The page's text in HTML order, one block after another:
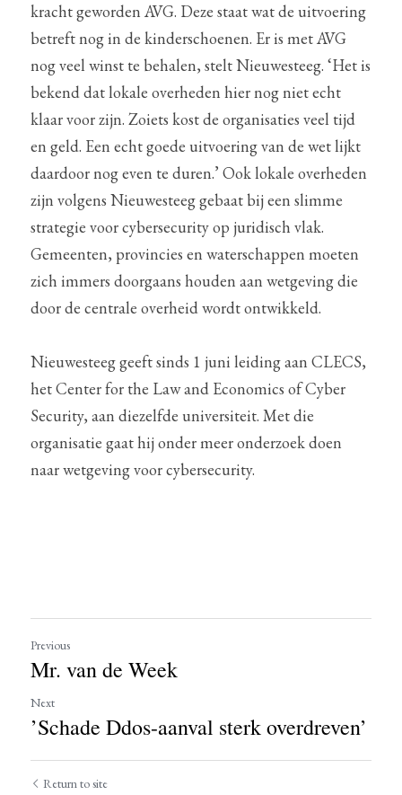
kracht geworden AVG. Deze staat wat de uitvoering
betreft nog in de kinderschoenen. Er is met AVG
nog veel winst te behalen, stelt Nieuwesteeg. ‘Het is
bekend dat lokale overheden hier nog niet echt
klaar voor zijn. Zoiets kost de organisaties veel tijd
en geld. Een echt goede uitvoering van de wet lijkt
daardoor nog even te duren.’ Ook lokale overheden
zijn volgens Nieuwesteeg gebaat bij een slimme
strategie voor cybersecurity op juridisch vlak.
Gemeenten, provincies en waterschappen moeten
zich immers doorgaans houden aan wetgeving die
door de centrale overheid wordt ontwikkeld.
Nieuwesteeg geeft sinds 1 juni leiding aan CLECS,
het Center for the Law and Economics of Cyber
Security, aan diezelfde universiteit. Met die
organisatie gaat hij onder meer onderzoek doen
naar wetgeving voor cybersecurity.
Previous
Mr. van de Week
Next
’Schade Ddos-aanval sterk overdreven’
Return to site